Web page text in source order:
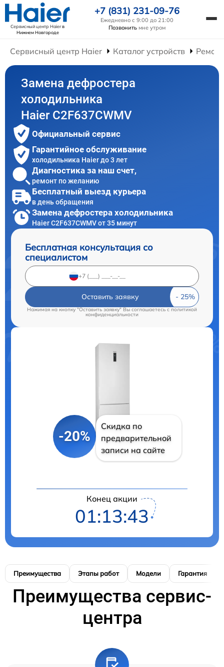
Сервисный центр Haierв
Нижнем Новгороде
+7 (831) 231-09-76
Ежедневно с 9:00 до 21:00
Позвонить мне утром
Сервисный центр Haier Каталог устройств
Замена дефростера
холодильника
Haier C2F637CWMV
Официальный сервис
Гарантийное обслуживание
холодильника Haier до 3 лет
Диагностика за наш счет,
ремонт по желанию
Бесплатный выезд курьера
в день обращения
Замена дефростера холодильника
Haier C2F637CWMV от 35 минут
Бесплатная консультация со
специалистом
Оставить заявку
Нажимая на кнопку "Оставить заявку" Вы соглашаетесь cполитикой
конфиденциальности
-20%
Скидка по
предварительной
записи на сайте
Конец акции
01:13:42
Преимущества Этапы работ Модели Гарантия
Преимущества сервис-
центра